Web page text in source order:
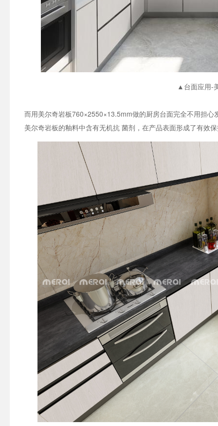
▲台面应用-
而用美尔奇岩板760×2550×13.5mm做的厨房台面完全不用担
美尔奇岩板的釉料中含有无机抗 菌剂，在产品表面形成了有效